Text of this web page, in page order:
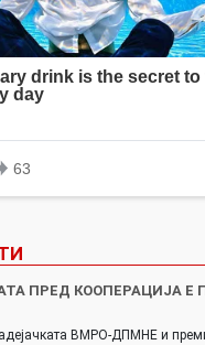
ПРЕД КООПЕРАЦИЈА Е
ВМРО-ДПМНЕ и